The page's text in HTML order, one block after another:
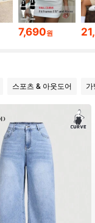
7,690원
스포츠 & 아웃도어